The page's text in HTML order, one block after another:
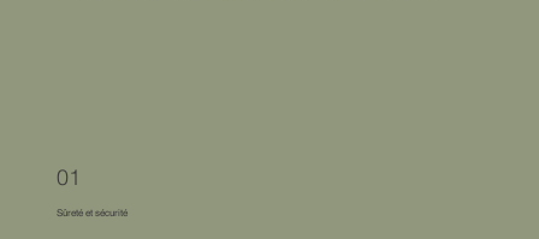
01
Sûreté et sécurité